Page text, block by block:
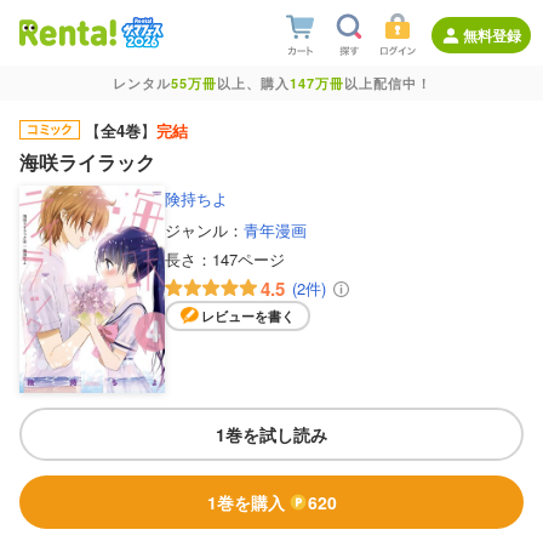
無料登録
レンタル55万冊以上、購入147万冊以上配信中！
【全4巻】 完結
海咲ライラック
険持ちよ
ジャンル： 青年漫画
長さ： 147ページ
4.5 (2件)
レビューを書く
1巻を試し読み
1巻を購入 620